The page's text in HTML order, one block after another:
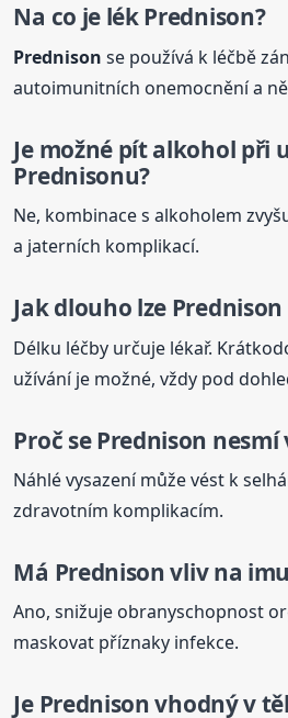
Na co je lékPrednison?
Prednison se používá k léčbě
autoimunitních onemocnění a
Je možné pít alkohol při
Prednisonu?
Ne, kombinace s alkoholem
a jaterních komplikací.
Jak dlouho lze Prednison
Délku léčby určuje lékař.
užívání je možné, vždy pod
Proč sePrednison nesmí
Náhlé vysazení může vést k
zdravotním komplikacím.
Má Prednison vliv na
Ano, snižuje obranyschopnost
maskovat příznaky infekce.
Je Prednison vhodný v